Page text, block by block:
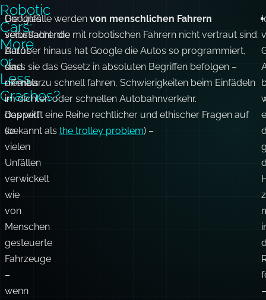
Robotic
Cars:
More
or
Less
Crashes?
Googles
selbstfahrende
Autos
sind
offenbar
in
doppelt
so
vielen
Unfällen
verwickelt
wie
von
Menschen
gesteuerte
Fahrzeuge
–
wenn
Die Unfälle werden von menschlichen Fahrern
verursacht, die mit robotischen Fahrern nicht vertraut sind.
Darüber hinaus hat Google die Autos so programmiert,
dass sie das Gesetz in absoluten Begriffen befolgen –
niemals zu schnell fahren, Schwierigkeiten beim Einfädeln
im dichten oder schnellen Autobahnverkehr.
Das wirft eine Reihe rechtlicher und ethischer Fragen auf
(bekannt als the trolley problem) –
–